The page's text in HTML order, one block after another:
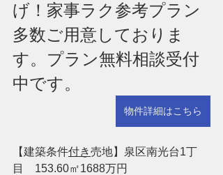
げ！家事ラク参考プラン
多数ご用意しておりま
す。プラン無料相談受付
中です。
物件詳細はこちら
【建築条件付き売地】泉区南光台1丁
目　153.60㎡1688万円